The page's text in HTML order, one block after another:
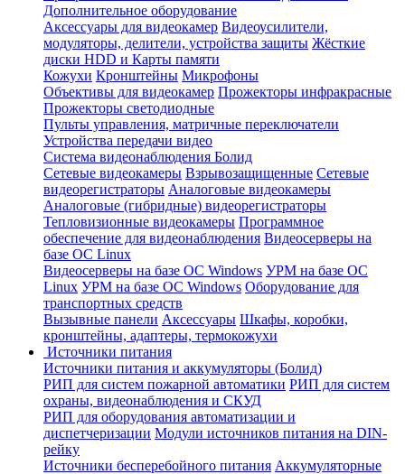
Дополнительное оборудование
Аксессуары для видеокамер Видеоусилители,
модуляторы, делители, устройства защиты Жёсткие
диски HDD и Карты памяти
Кожухи Кронштейны Микрофоны
Объективы для видеокамер Прожекторы инфракрасные
Прожекторы светодиодные
Пульты управления, матричные переключатели
Устройства передачи видео
Система видеонаблюдения Болид
Сетевые видеокамеры Взрывозащищенные Сетевые
видеорегистраторы Аналоговые видеокамеры
Аналоговые (гибридные) видеорегистраторы
Тепловизионные видеокамеры Программное
обеспечение для видеонаблюдения Видеосерверы на
базе ОС Linux
Видеосерверы на базе ОС Windows УРМ на базе ОС
Linux УРМ на базе ОС Windows Оборудование для
транспортных средств
Вызывные панели Аксессуары Шкафы, коробки,
кронштейны, адаптеры, термокожухи
Источники питания
Источники питания и аккумуляторы (Болид)
РИП для систем пожарной автоматики РИП для систем
охраны, видеонаблюдения и СКУД
РИП для оборудования автоматизации и
диспетчеризации Модули источников питания на DIN-
рейку
Источники бесперебойного питания Аккумуляторные